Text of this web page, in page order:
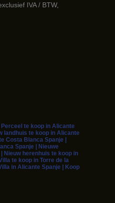
IVA / BTW,
te koop in Alicante
landhuis te koop in Alicante
Costa Blanca Spanje |
Spanje | Nieuwe
Nieuw herenhuis te koop in
te koop in Torre de la
in Alicante Spanje | Koop